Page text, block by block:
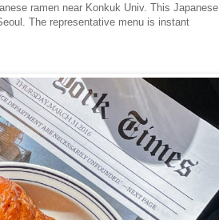
ramen near Konkuk Univ. This Japanese
The representative menu is instant